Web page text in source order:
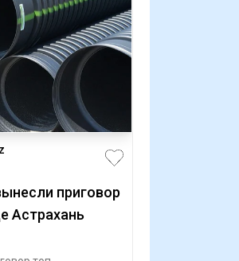
приговор
Астрахань